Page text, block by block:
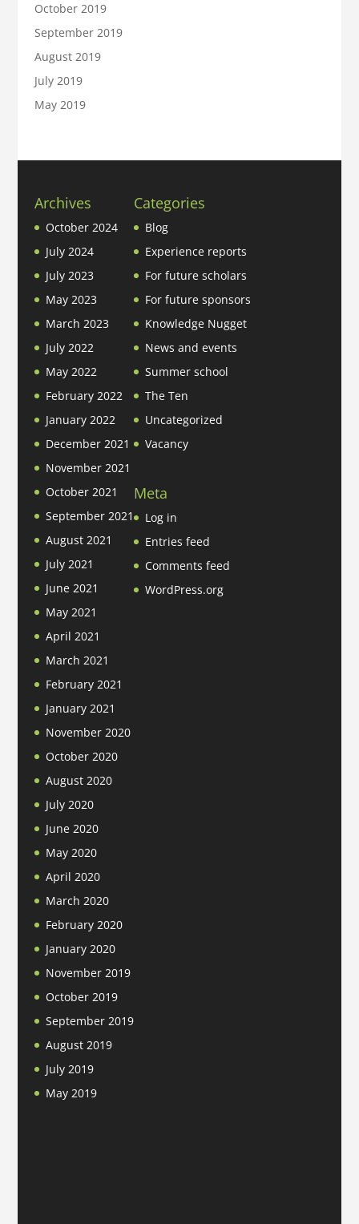
October 2019
September 2019
August 2019
July 2019
May 2019
Archives
October 2024
July 2024
July 2023
May 2023
March 2023
July 2022
May 2022
February 2022
January 2022
December 2021
November 2021
October 2021
September 2021
August 2021
July 2021
June 2021
May 2021
April 2021
March 2021
February 2021
January 2021
November 2020
October 2020
August 2020
July 2020
June 2020
May 2020
April 2020
March 2020
February 2020
January 2020
November 2019
October 2019
September 2019
August 2019
July 2019
May 2019
Categories
Blog
Experience reports
For future scholars
For future sponsors
Knowledge Nugget
News and events
Summer school
The Ten
Uncategorized
Vacancy
Meta
Log in
Entries feed
Comments feed
WordPress.org